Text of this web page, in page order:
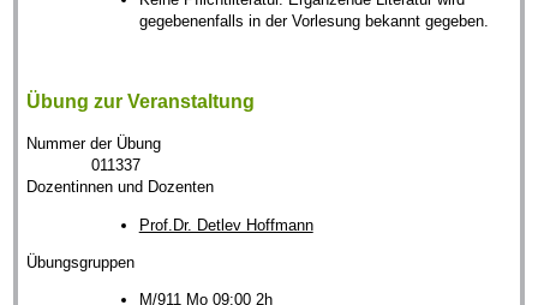
gegebenenfalls in der Vorlesung bekannt gegeben.
Übung zur Veranstaltung
Nummer der Übung
011337
Dozentinnen und Dozenten
Prof.Dr. Detlev Hoffmann
Übungsgruppen
M/911 Mo 09:00 2h